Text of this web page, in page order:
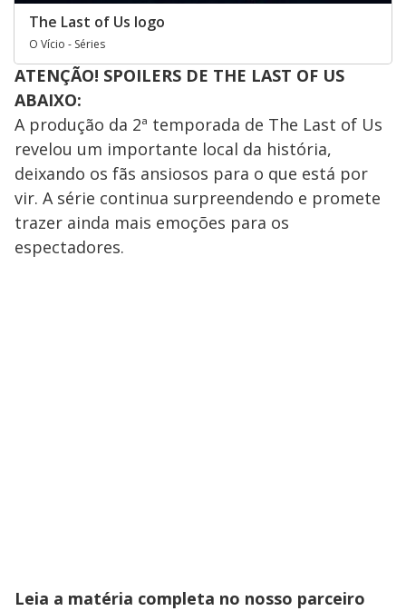
The Last of Us logo
O Vício - Séries
ATENÇÃO! SPOILERS DE THE LAST OF US
ABAIXO:
A produção da 2ª temporada de The Last of Us
revelou um importante local da história,
deixando os fãs ansiosos para o que está por
vir. A série continua surpreendendo e promete
trazer ainda mais emoções para os
espectadores.
Leia a matéria completa no nosso parceiro